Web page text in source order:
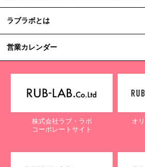
ラブラボとは
営業カレンダー
株式会社ラブ・ラボ
コーポレートサイト
オ